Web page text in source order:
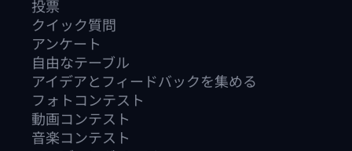
投票
クイック質問
アンケート
自由なテーブル
アイデアとフィードバックを集める
フォトコンテスト
動画コンテスト
音楽コンテスト